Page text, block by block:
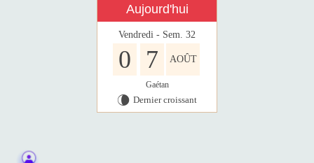
Aujourd'hui
Vendredi - Sem. 32
0 7 AOÛT
Gaétan
V Dernier croissant